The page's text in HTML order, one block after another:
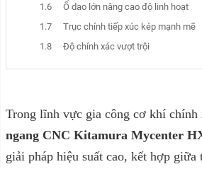
Ổ dao lớn nâng cao độ linh hoạt
Trục chính tiếp xúc kép mạnh mẽ
Độ chính xác vượt trội
Trong lĩnh vực gia công cơ khí chính
ngang CNC Kitamura Mycenter
giải pháp hiệu suất cao, kết hợp giữa